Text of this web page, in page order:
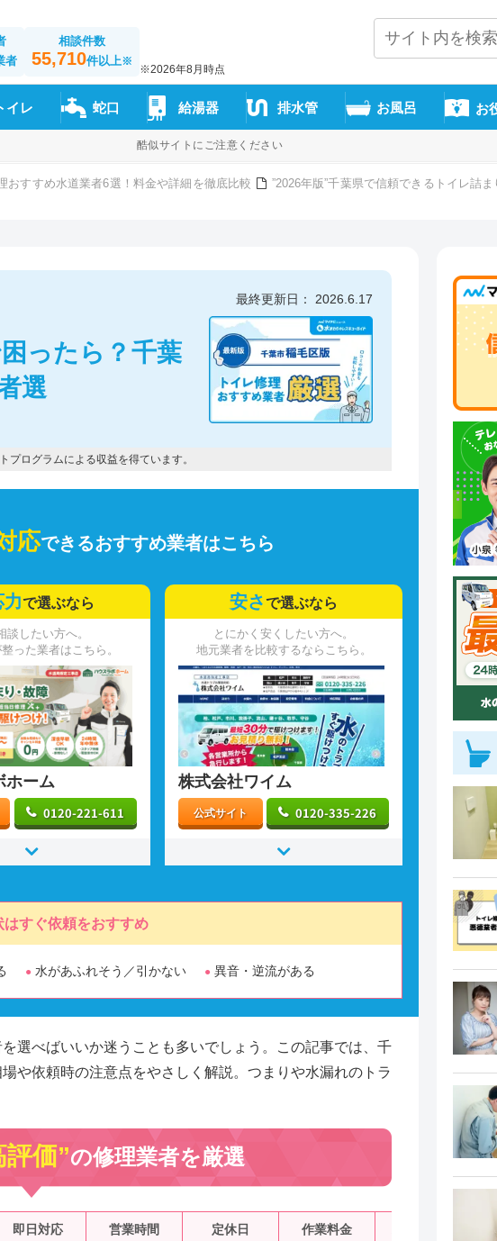
者
相談件数
55,710件以上※
※2026年8月時点
イレ 蛇口 給湯器 排水管 お風呂 お
酷似サイトにご注意ください
おすすめ水道業者6選！料金や詳細を徹底比較 ”2026年版”千葉県で信頼できるトイレ詰
ったら？千葉
選
最終更新日： 2026.6.17
ログラムによる収益を得ています。
応できるおすすめ業者はこちら
力で選ぶなら
談したい方へ。
った業者はこちら。
ホーム
0120-221-611
安さで選ぶなら
とにかく安くしたい方へ。
地元業者を比較するならこちら。
株式会社ワイム
公式サイト 0120-335-226
はすぐ依頼をおすすめ
水があふれそう／引かない 異音・逆流がある
選べばいいか迷うことも多いでしょう。この記事では、千
や依頼時の注意点をやさしく解説。つまりや水漏れのトラ
評価”の修理業者を厳選
即日対応 営業時間 定休日 作業料金